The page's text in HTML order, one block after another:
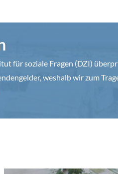
für soziale Fragen (DZI)
weshalb wir zum